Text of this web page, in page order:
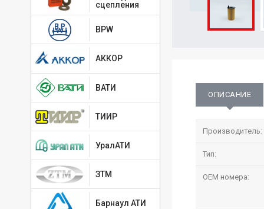
сцепления
BPW
АККОР
ВАТИ
ТИИР
УралАТИ
ЗТМ
Барнаул АТИ
ОПИСАНИЕ
Производитель:
Тип:
OEM номера: